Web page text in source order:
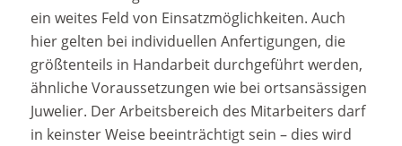
ein weites Feld von Einsatzmöglichkeiten. Auch
hier gelten bei individuellen Anfertigungen, die
größtenteils in Handarbeit durchgeführt werden,
ähnliche Voraussetzungen wie bei ortsansässigen
Juwelier. Der Arbeitsbereich des Mitarbeiters darf
in keinster Weise beeinträchtigt sein – dies wird